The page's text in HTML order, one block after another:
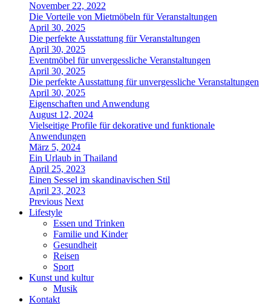
November 22, 2022
Die Vorteile von Mietmöbeln für Veranstaltungen
April 30, 2025
Die perfekte Ausstattung für Veranstaltungen
April 30, 2025
Eventmöbel für unvergessliche Veranstaltungen
April 30, 2025
Die perfekte Ausstattung für unvergessliche Veranstaltungen
April 30, 2025
Eigenschaften und Anwendung
August 12, 2024
Vielseitige Profile für dekorative und funktionale
Anwendungen
März 5, 2024
Ein Urlaub in Thailand
April 25, 2023
Einen Sessel im skandinavischen Stil
April 23, 2023
Previous Next
Lifestyle
Essen und Trinken
Familie und Kinder
Gesundheit
Reisen
Sport
Kunst und kultur
Musik
Kontakt